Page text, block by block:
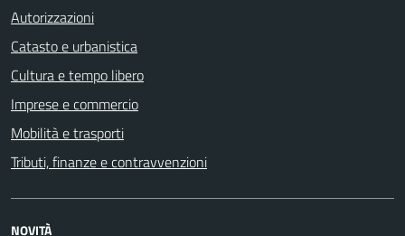
Autorizzazioni
Catasto e urbanistica
Cultura e tempo libero
Imprese e commercio
Mobilità e trasporti
Tributi, finanze e contravvenzioni
NOVITÀ